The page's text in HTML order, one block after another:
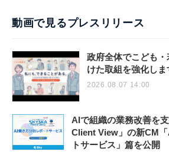
動画で見るプレスリリース
政府全体でこども
けた取組を強化しま
2026.08.07 14:00
AIで組織の業務改善を
Client View」の新CM
トサービス」篇を公開